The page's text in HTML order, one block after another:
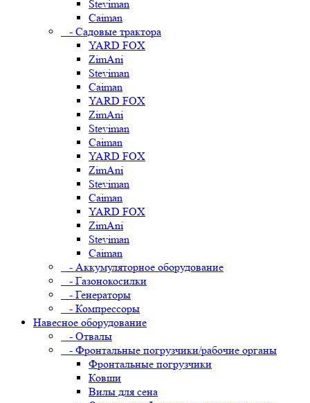
Steviman
Caiman
- Садовые трактора
YARD FOX
ZimAni
Steviman
Caiman
YARD FOX
ZimAni
Steviman
Caiman
YARD FOX
ZimAni
Steviman
Caiman
YARD FOX
ZimAni
Steviman
Caiman
- Аккумуляторное оборудование
- Газонокосилки
- Генераторы
- Компрессоры
Навесное оборудование
- Отвалы
- Фронтальные погрузчики/рабочие органы
Фронтальные погрузчики
Ковши
Вилы для сена